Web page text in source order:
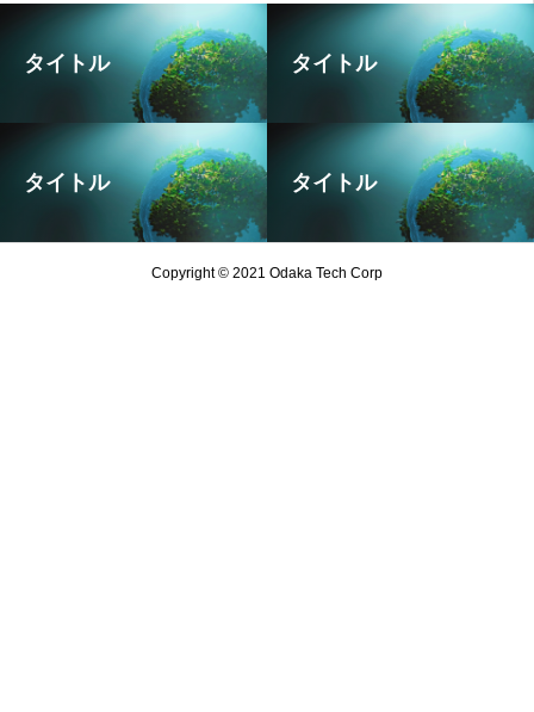
タイトル タイトル
タイトル タイトル
Copyright © 2021 Odaka Tech Corp